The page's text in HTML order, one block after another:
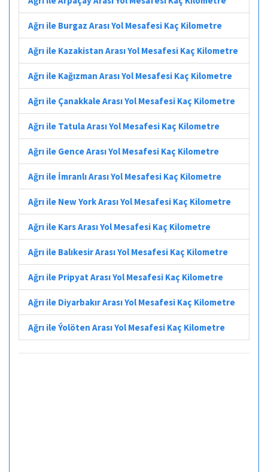
Ağrı ile Burgaz Arası Yol Mesafesi Kaç Kilometre
Ağrı ile Kazakistan Arası Yol Mesafesi Kaç Kilometre
Ağrı ile Kağızman Arası Yol Mesafesi Kaç Kilometre
Ağrı ile Çanakkale Arası Yol Mesafesi Kaç Kilometre
Ağrı ile Tatula Arası Yol Mesafesi Kaç Kilometre
Ağrı ile Gence Arası Yol Mesafesi Kaç Kilometre
Ağrı ile İmranlı Arası Yol Mesafesi Kaç Kilometre
Ağrı ile New York Arası Yol Mesafesi Kaç Kilometre
Ağrı ile Kars Arası Yol Mesafesi Kaç Kilometre
Ağrı ile Balıkesir Arası Yol Mesafesi Kaç Kilometre
Ağrı ile Pripyat Arası Yol Mesafesi Kaç Kilometre
Ağrı ile Diyarbakır Arası Yol Mesafesi Kaç Kilometre
Ağrı ile Ýolöten Arası Yol Mesafesi Kaç Kilometre